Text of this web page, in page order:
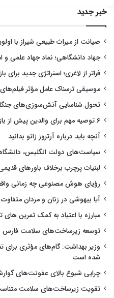
خبر جدید
صیانت از میراث طبیعی شیراز با
جهاد دانشگاهی؛ نماد جهاد علمی و
فراتر از لاغری؛ استراتژی جدید
موسیقی ترسناک عامل مؤثر
تحول شناسایی آتش‌سوزی‌های
۶ توصیه مهم برای والدین پیش از بازگشایی مدارس
آنچه باید درباره آرتروز زانو بدانید
سیاست‌های دولت انگلیس،
لبنیات پرچرب برخلاف باورهای
رؤیای هوش مصنوعی چه زمانی
آیا بیهوشی در زنان و مردان
مبارزه با اعتیاد به کمک تمرین
توسعه زیرساخت‌های سلامت فارس با ۳ پروژه شتاب
وزیر بهداشت: گام‌های مؤثری برای
شده است
چرایی شیوع بالای عفونت‌های
تقویت زیرساخت‌های سلامت